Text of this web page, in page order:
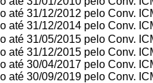
até 31/12/2012 pelo Conv.
até 31/12/2014 pelo Conv.
até 31/05/2015 pelo Conv.
até 31/12/2015 pelo Conv.
até 30/04/2017 pelo Conv.
até 30/09/2019 pelo Conv.